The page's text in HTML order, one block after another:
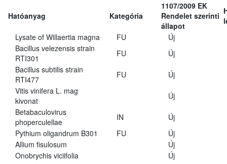
Hatóanyag Kategória
1107/2009 EK
Rendelet szerinti
állapot
Lysate of Willaertia magna
FU
Új
Bacillus velezensis strain
RTI301
FU
Új
Bacillus subtilis strain
RTI477
FU
Új
Vitis vinifera L. mag
kivonat
Új
Betabaculovirus
phoperculellae
IN
Új
Pythium oligandrum B301
FU
Új
Allium fisulosum
Új
Onobrychis viciifolia
Új